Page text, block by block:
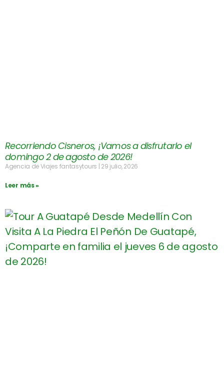
Recorriendo Cisneros, ¡Vamos a disfrutarlo el
domingo 2 de agosto de 2026!
Agencia de Viajes fantasytours 29 julio, 2026
Leer más »